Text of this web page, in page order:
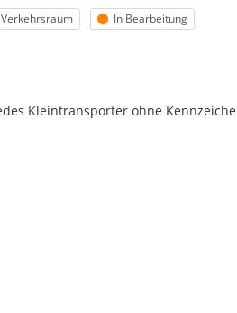
Status
In Bearbeitung
Kleintransporter ohne